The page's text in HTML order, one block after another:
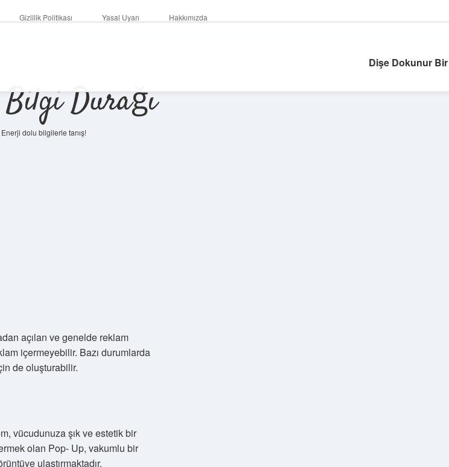
Gizlilik Politikası Yasal Uyarı Hakkımızda
Durağı
Enerji dolu bilgilerle tanış!
açılan ve genelde reklam
içermeyebilir. Bazı durumlarda
de oluşturabilir.
vücudunuza şık ve estetik bir
olan Pop- Up, vakumlu bir
ulaştırmaktadır.
Dişe Dokunur